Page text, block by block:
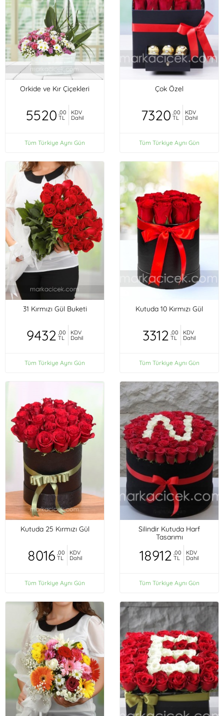
Orkide ve Kır Çiçekleri
5520 ,00
TL
KDV
Dahil
Tüm Türkiye Aynı Gün
Çok Özel
7320 ,00
TL
KDV
Dahil
Tüm Türkiye Aynı Gün
31 Kırmızı Gül Buketi
9432 ,00
TL
KDV
Dahil
Tüm Türkiye Aynı Gün
Kutuda 10 Kırmızı Gül
3312 ,00
TL
KDV
Dahil
Tüm Türkiye Aynı Gün
Kutuda 25 Kırmızı Gül
8016 ,00
TL
KDV
Dahil
Tüm Türkiye Aynı Gün
Silindir Kutuda Harf
Tasarımı
18912 ,00
TL
KDV
Dahil
Tüm Türkiye Aynı Gün